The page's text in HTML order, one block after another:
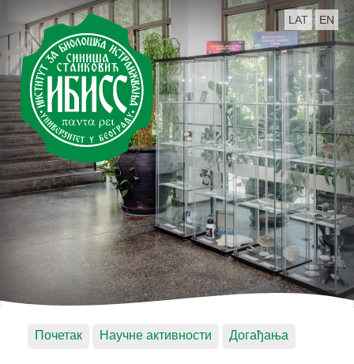
LAT EN
Почетак Научне активности Догађања